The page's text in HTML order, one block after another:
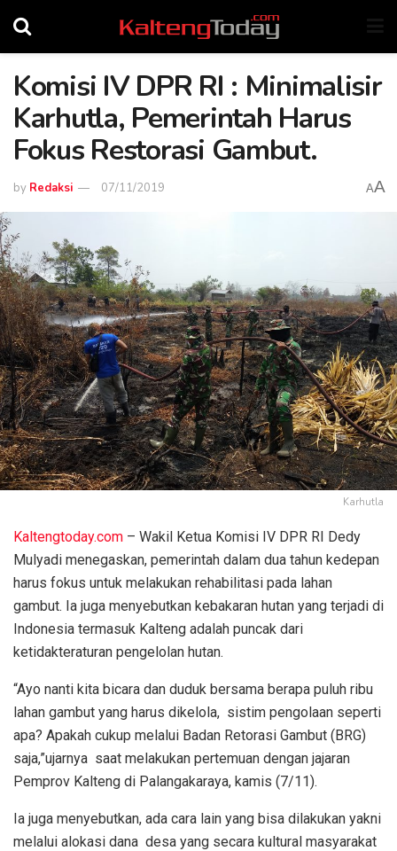
Komisi IV DPR RI : Minimalisir
Karhutla, Pemerintah Harus
Fokus Restorasi Gambut.
by Redaksi 07/11/2019 AA
Karhutla
Kaltengtoday.com – Wakil Ketua Komisi IV DPR RI Dedy
Mulyadi menegaskan, pemerintah dalam dua tahun kedepan
harus fokus untuk melakukan rehabilitasi pada lahan
gambut. Ia juga menyebutkan kebakaran hutan yang terjadi di
Indonesia termasuk Kalteng adalah puncak dari
ketidakteraturan pengelolan hutan.
“Ayo nanti kita bicara dan duduk bersama berapa puluh ribu
lahan gambut yang harus dikelola, sistim pengolaan seperti
apa? Apakah cukup melalui Badan Retorasi Gambut (BRG)
saja,”ujarnya saat melakukan pertemuan dengan jajaran
Pemprov Kalteng di Palangakaraya, kamis (7/11).
Ia juga menyebutkan, ada cara lain yang bisa dilakukan yakni
melalui alokasi dana desa yang secara kultural masyarakat